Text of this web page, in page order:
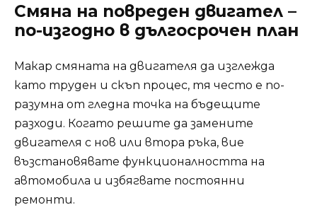
Смяна на повреден двигател –
по-изгодно в дългосрочен план
Макар смяната на двигателя да изглежда
като труден и скъп процес, тя често е по-
разумна от гледна точка на бъдещите
разходи. Когато решите да замените
двигателя с нов или втора ръка, вие
възстановявате функционалността на
автомобила и избягвате постоянни
ремонти.